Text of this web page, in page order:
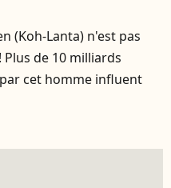
(Koh-Lanta) n'est pas
de 10 milliards
cet homme influent